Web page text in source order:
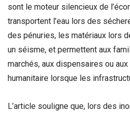
sont le moteur silencieux de
transportent l’eau lors des
des pénuries, les matériaux lors
un séisme, et permettent aux
marchés, aux dispensaires ou
humanitaire lorsque les
L’article souligne que, lors des